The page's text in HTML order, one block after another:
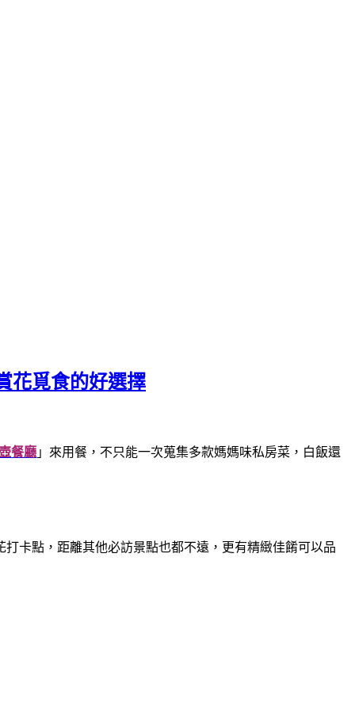
花覓食的好選擇
餐廳 」來用餐，不只能一次蒐集多款媽媽味私房菜，白飯還
卡點，距離其他必訪景點也都不遠，更有精緻佳餚可以品